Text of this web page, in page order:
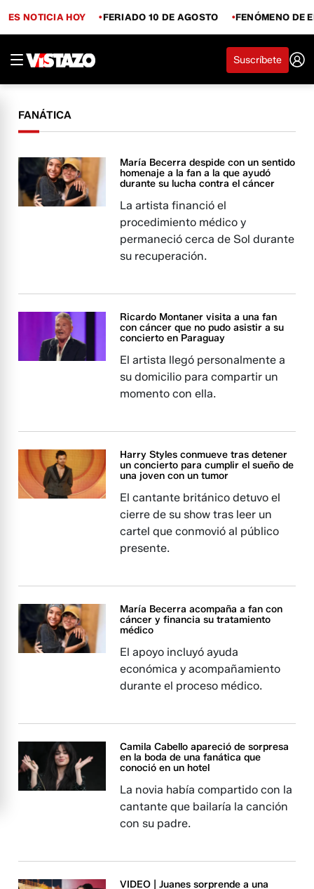
ES NOTICIA HOY FERIADO 10 DE AGOSTO FENÓMENO DE
Suscríbete
FANÁTICA
María Becerra despide con un sentido
homenaje a la fan a la que ayudó
durante su lucha contra el cáncer
La artista financió el
procedimiento médico y
permaneció cerca de Sol durante
su recuperación.
Ricardo Montaner visita a una fan
con cáncer que no pudo asistir a su
concierto en Paraguay
El artista llegó personalmente a
su domicilio para compartir un
momento con ella.
Harry Styles conmueve tras detener
un concierto para cumplir el sueño de
una joven con un tumor
El cantante británico detuvo el
cierre de su show tras leer un
cartel que conmovió al público
presente.
María Becerra acompaña a fan con
cáncer y financia su tratamiento
médico
El apoyo incluyó ayuda
económica y acompañamiento
durante el proceso médico.
Camila Cabello apareció de sorpresa
en la boda de una fanática que
conoció en un hotel
La novia había compartido con la
cantante que bailaría la canción
con su padre.
VIDEO | Juanes sorprende a una